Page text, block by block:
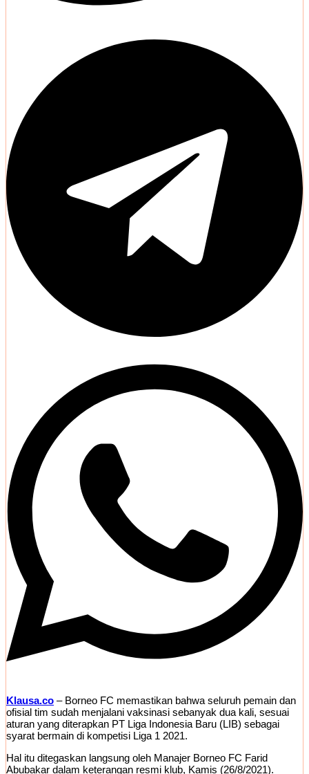
Klausa.co – Borneo FC memastikan bahwa seluruh pemain dan
ofisial tim sudah menjalani vaksinasi sebanyak dua kali, sesuai
aturan yang diterapkan PT Liga Indonesia Baru (LIB) sebagai
syarat bermain di kompetisi Liga 1 2021.
Hal itu ditegaskan langsung oleh Manajer Borneo FC Farid
Abubakar dalam keterangan resmi klub, Kamis (26/8/2021).